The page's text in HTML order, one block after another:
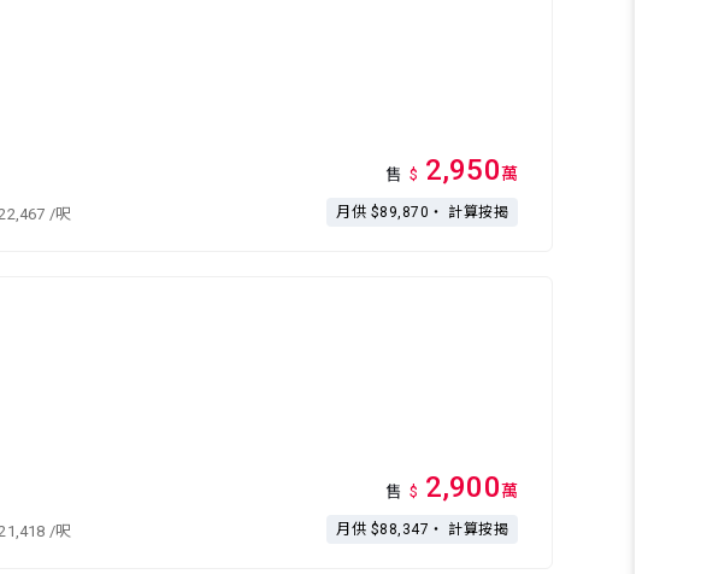
/呎
售 $ 2,950萬
月供 $89,870・ 計算按揭
/呎
售 $ 2,900萬
月供 $88,347・ 計算按揭